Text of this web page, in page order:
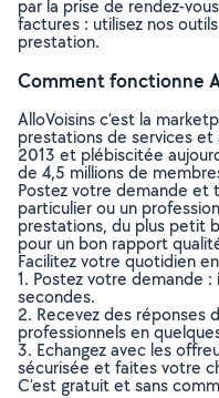
par la prise de rendez-
factures : utilisez nos
prestation.
Comment fonctionne
AlloVoisins c’est la
prestations de services
2013 et plébiscitée
de 4,5 millions de
Postez votre demande et
particulier ou un
prestations, du plus petit
pour un bon rapport
Facilitez votre quotidien
1. Postez votre demande
secondes.
2. Recevez des réponses
professionnels en
3. Echangez avec les
sécurisée et faites votre
C’est gratuit et sans